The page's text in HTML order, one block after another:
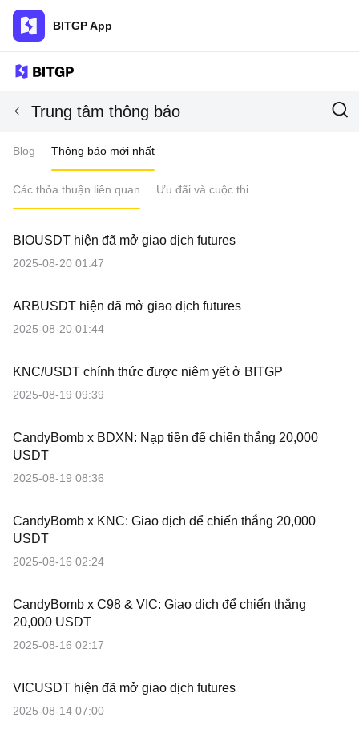
BITGP App
Trung tâm thông báo
Blog Thông báo mới nhất
Các thỏa thuận liên quan Ưu đãi và cuộc thi
BIOUSDT hiện đã mở giao dịch futures
2025-08-20 01:47
ARBUSDT hiện đã mở giao dịch futures
2025-08-20 01:44
KNC/USDT chính thức được niêm yết ở BITGP
2025-08-19 09:39
CandyBomb x BDXN: Nạp tiền để chiến thắng 20,000
USDT
2025-08-19 08:36
CandyBomb x KNC: Giao dịch để chiến thắng 20,000
USDT
2025-08-16 02:24
CandyBomb x C98 & VIC: Giao dịch để chiến thắng
20,000 USDT
2025-08-16 02:17
VICUSDT hiện đã mở giao dịch futures
2025-08-14 07:00